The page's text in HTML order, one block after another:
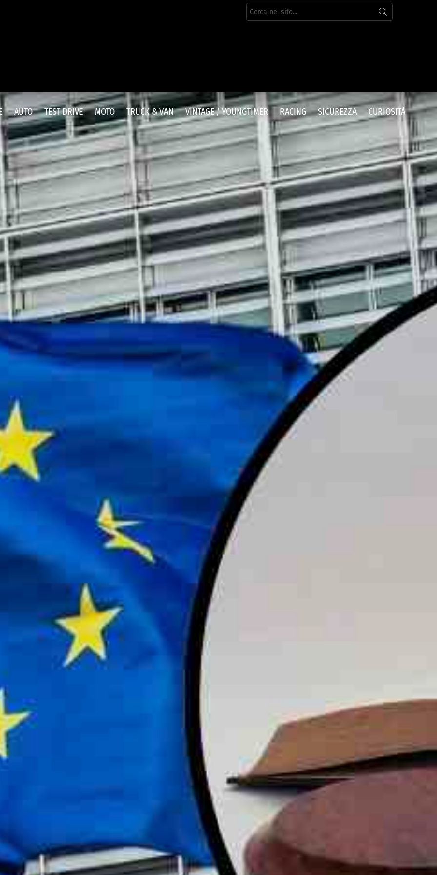
Cerca
per:
AUTO TEST DRIVE MOTO TRUCK & VAN VINTAGE / YOUNGTIMER RACING SICUREZZA CURIOSITÀ